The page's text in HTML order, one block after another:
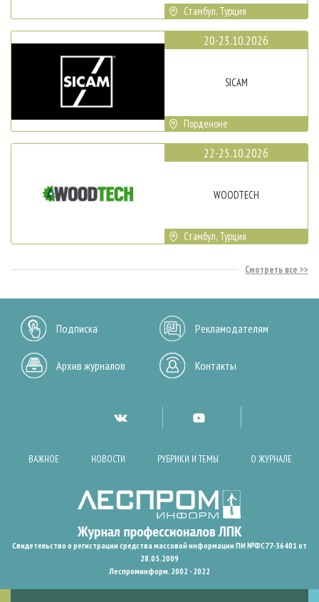
Стамбул, Турция
20-23.10.2026
SICAM
Порденоне
22-25.10.2026
WOODTECH
Стамбул, Турция
Смотреть все
Подписка Рекламодателям
Архив журналов Контакты
ВАЖНОЕ НОВОСТИ РУБРИКИ И ТЕМЫ О ЖУРНАЛЕ
Свидетельство о регистрации средства массовой информации ПИ №ФС77-36401 от
28.05.2009
Леспроминформ. 2002 - 2022